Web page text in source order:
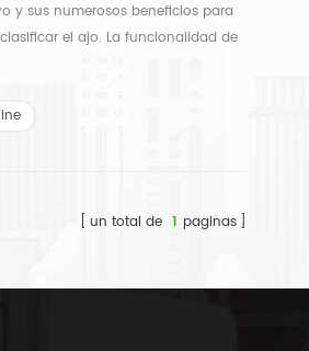
y sus numerosos beneficios para
el ajo. La funcionalidad de
un total de 1 paginas